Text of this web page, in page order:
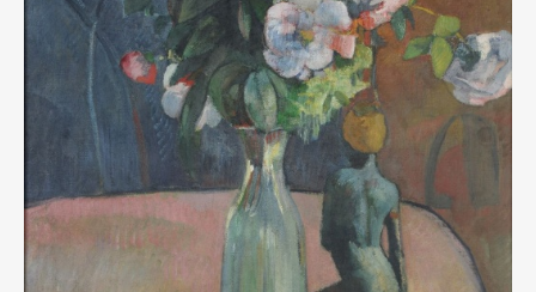
Art&Design WatchFashion
Gourmet
Cars
Product Culture Lifestyle